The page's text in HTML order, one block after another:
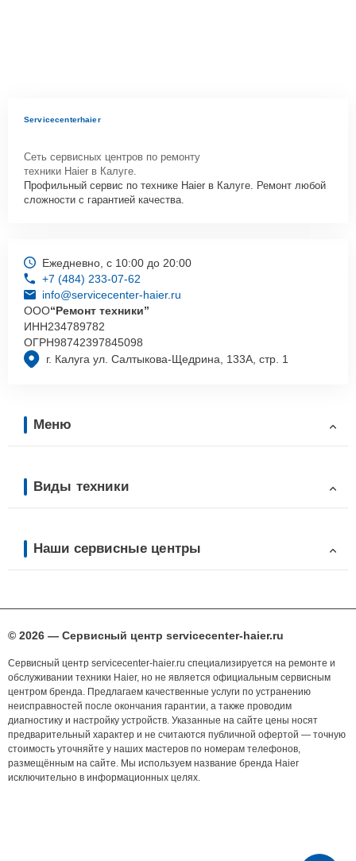
Servicecenterhaier
Сеть сервисных центров по ремонту
техники Haier в Калуге.
Профильный сервис по технике Haier в Калуге. Ремонт любой
сложности с гарантией качества.
г. Калуга ул. Салтыкова-Щедрина, 133А, стр. 1
Ежедневно, с 10:00 до 20:00
+7 (484) 233-07-62
info@servicecenter-haier.ru
ООО“Ремонт техники”
ИНН234789782
ОГРН98742397845098
Меню
Виды техники
Наши сервисные центры
© 2026 — Сервисный центр servicecenter-haier.ru
Сервисный центр servicecenter-haier.ru специализируется на ремонте и
обслуживании техники Haier, но не является официальным сервисным
центром бренда. Предлагаем качественные услуги по устранению
неисправностей после окончания гарантии, а также проводим
диагностику и настройку устройств. Указанные на сайте цены носят
предварительный характер и не считаются публичной офертой — точную
стоимость уточняйте у наших мастеров по номерам телефонов,
размещённым на сайте. Мы используем название бренда Haier
исключительно в информационных целях.